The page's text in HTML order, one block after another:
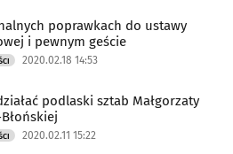
poprawkach do ustawy
i pewnym geście
2020.02.18 14:53
podlaski sztab Małgorzaty
2020.02.11 15:22